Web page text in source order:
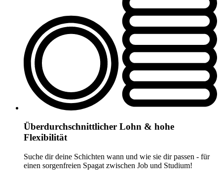
Überdurchschnittlicher Lohn & hohe
Flexibilität
Suche dir deine Schichten wann und wie sie dir passen - für
einen sorgenfreien Spagat zwischen Job und Studium!